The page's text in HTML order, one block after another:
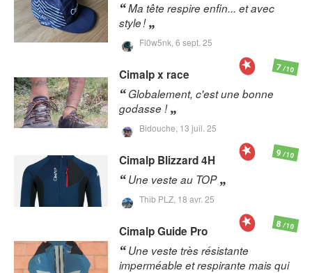
Ma tête respire enfin... et avec
style !
Fl0w5nk, 6 sept. 25
Cimalpx race
Globalement, c'est une bonne
godasse !
Bidouche, 13 juil. 25
7/10
Cimalp Blizzard 4H
Une veste au TOP
Thib PLZ, 18 avr. 25
9/10
CimalpGuide Pro
Une veste très résistante
imperméable et respirante mais qui
8/10